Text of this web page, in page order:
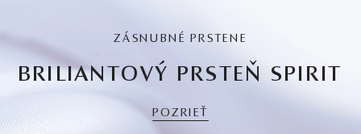
ZÁSNUBNÉ PRSTENE
BRILIANTOVÝ PRSTEŇ SPIRIT
POZRIEŤ